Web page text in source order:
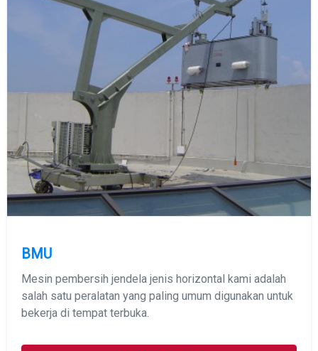
BMU
Mesin pembersih jendela jenis horizontal kami adalah
salah satu peralatan yang paling umum digunakan untuk
bekerja di tempat terbuka.